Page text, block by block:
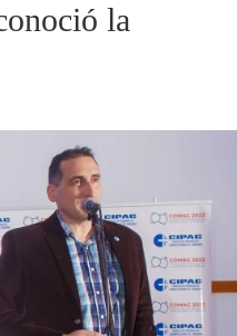
la